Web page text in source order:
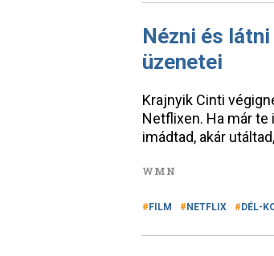
Nézni és
üzenetei
Krajnyik Cinti
Netflixen. Ha már te
imádtad, akár
WMN
FILM NETFLIX DÉL-